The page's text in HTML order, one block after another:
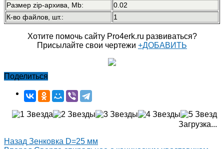
Размер zip-архива, Mb:
0.02
К-во файлов, шт.:
1
Хотите помочь сайту Pro4erk.ru развиваться?
Присылайте свои чертежи +ДОБАВИТЬ
Поделиться
Загрузка...
Назад Зенковка D=25 мм